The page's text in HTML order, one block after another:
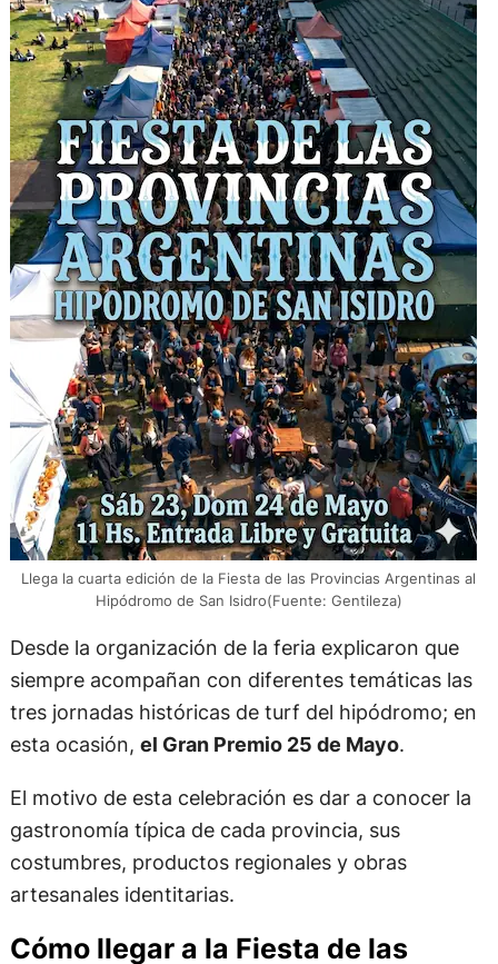
Llega la cuarta edición de la Fiesta de las Provincias Argentinas al
Hipódromo de San Isidro(Fuente: Gentileza)
Desde la organización de la feria explicaron que
siempre acompañan con diferentes temáticas las
tres jornadas históricas de turf del hipódromo; en
esta ocasión, el Gran Premio 25 de Mayo.
El motivo de esta celebración es dar a conocer la
gastronomía típica de cada provincia, sus
costumbres, productos regionales y obras
artesanales identitarias.
Cómo llegar a la Fiesta de las